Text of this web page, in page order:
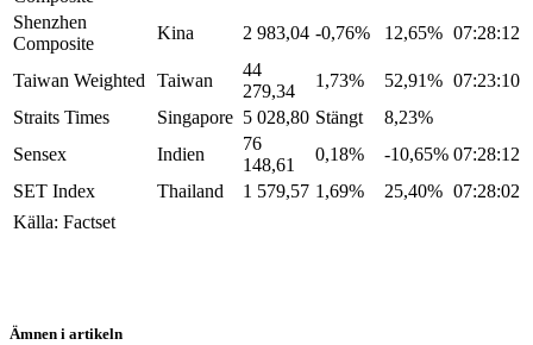
Shenzhen
Composite
Kina 2 983,04 -0,76% 12,65% 07:28:12
Taiwan Weighted Taiwan
44
279,34
1,73% 52,91% 07:23:10
Straits Times
Singapore 5 028,80 Stängt
8,23%
Sensex
Indien
76
148,61
0,18% -10,65% 07:28:12
SET Index
Thailand 1 579,57 1,69% 25,40% 07:28:02
Källa: Factset
Ämnen i artikeln